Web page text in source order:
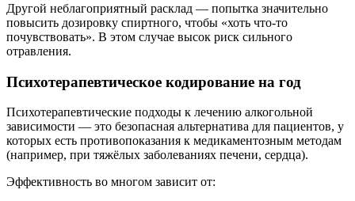
Другой неблагоприятный расклад — попытка значительно
повысить дозировку спиртного, чтобы «хоть что-то
почувствовать». В этом случае высок риск сильного
отравления.
Психотерапевтическое кодирование на год
Психотерапевтические подходы к лечению алкогольной
зависимости — это безопасная альтернатива для пациентов, у
которых есть противопоказания к медикаментозным методам
(например, при тяжёлых заболеваниях печени, сердца).
Эффективность во многом зависит от: